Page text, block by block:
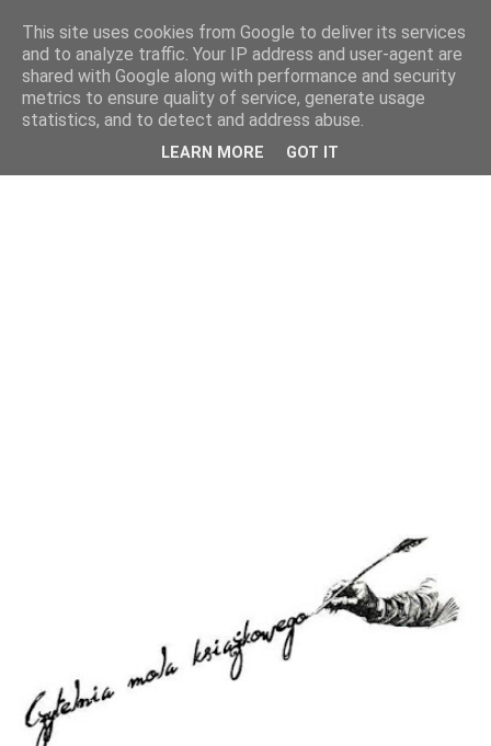
This site uses cookies from Google to deliver its services
and to analyze traffic. Your IP address and user-agent are
shared with Google along with performance and security
metrics to ensure quality of service, generate usage
statistics, and to detect and address abuse.
LEARN MORE GOT IT